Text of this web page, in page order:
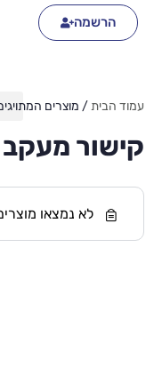
הרשמה
עמוד הבית/ מוצרים
קישור מעקב
לא נמצאו